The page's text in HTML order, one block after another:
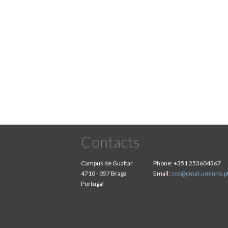
Contacts
Campus de Gualtar
4710 - 057 Braga
Portugal
Phone:+351 253604367
Email: